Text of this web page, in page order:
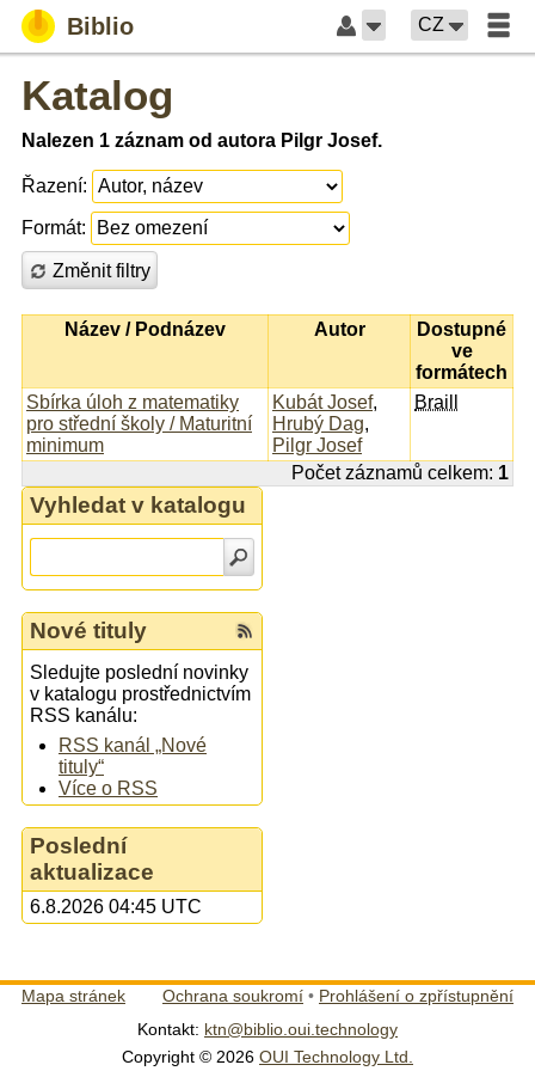
Biblio CZ
Katalog
Nalezen 1 záznam od autora Pilgr Josef.
Řazení:
Formát:
Změnit filtry
Název / Podnázev Autor
Dostupné
ve
formátech
Sbírka úloh z matematiky
pro střední školy / Maturitní
minimum
Kubát Josef,
Hrubý Dag,
Pilgr Josef
Braill
Počet záznamů celkem: 1
Vyhledat v katalogu
Nové tituly
Sledujte poslední novinky
v katalogu prostřednictvím
RSS kanálu:
RSS kanál „Nové
tituly“
Více o RSS
Poslední
aktualizace
6.8.2026 04:45 UTC
Mapa stránek Ochrana soukromí • Prohlášení o zpřístupnění
Kontakt: ktn@biblio.oui.technology
Copyright © 2026 OUI Technology Ltd.